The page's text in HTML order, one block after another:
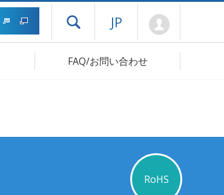
ドロワーメニューを開く
JP
FAQ/お問い合わせ
RoHS